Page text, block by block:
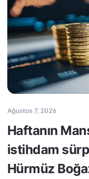
Ağustos 7, 2026
Haftanın
istihdam
Hürmüz